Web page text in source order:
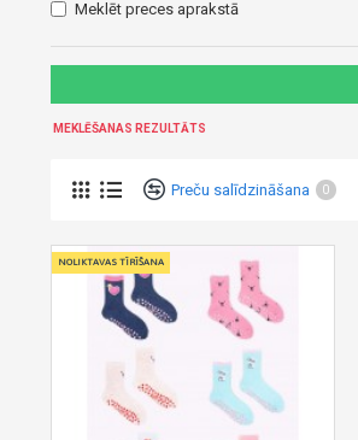
Meklēt preces aprakstā
MEKLĒŠANAS REZULTĀTS
Preču salīdzināšana 0
NOLIKTAVAS TĪRĪŠANA